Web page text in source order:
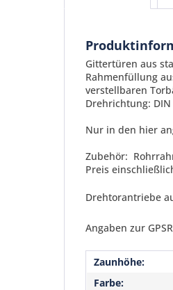
Gittertüren aus
Rahmenfüllung
verstellbaren
Drehrichtung:
Nur in den hier
Zubehör:
Preis
Drehtorantriebe
Angaben zur
Zaunhöhe:
Farbe: